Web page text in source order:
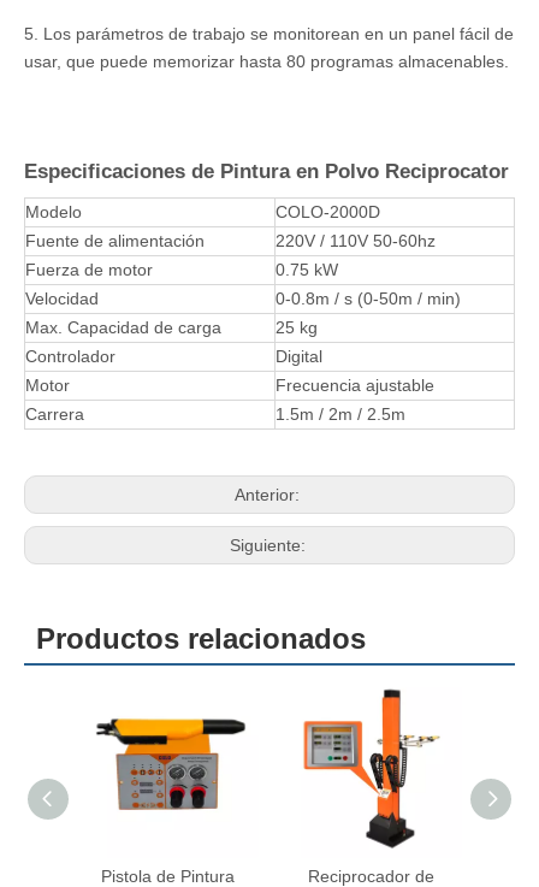
5. Los parámetros de trabajo se monitorean en un panel fácil de
usar, que puede memorizar hasta 80 programas almacenables.
Especificaciones de Pintura en Polvo Reciprocator
Modelo
COLO-2000D
Fuente de alimentación
220V / 110V 50-60hz
Fuerza de motor
0.75 kW
Velocidad
0-0.8m / s (0-50m / min)
Max. Capacidad de carga
25 kg
Controlador
Digital
Motor
Frecuencia ajustable
Carrera
1.5m / 2m / 2.5m
Anterior:
Siguiente:
Productos relacionados
Pistola de Pintura
Reciprocador de
Pistola de